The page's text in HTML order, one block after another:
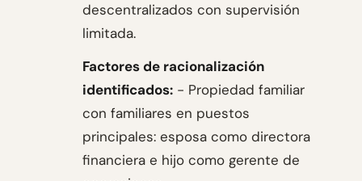
descentralizados con supervisión
limitada.
Factores de racionalización
identificados: - Propiedad familiar
con familiares en puestos
principales: esposa como directora
financiera e hijo como gerente de